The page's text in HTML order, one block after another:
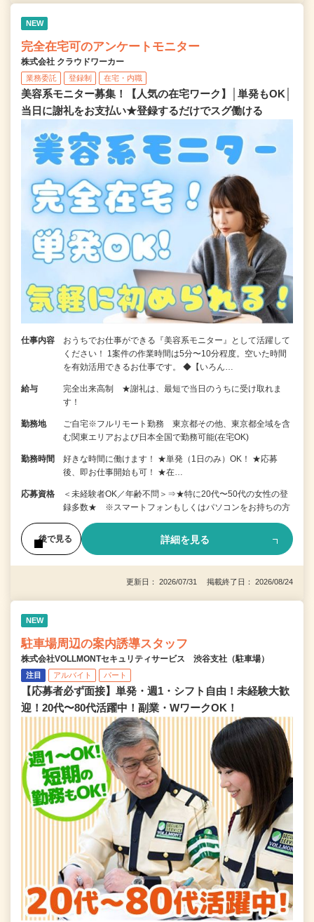
NEW
完全在宅可のアンケートモニター
株式会社 クラウドワーカー
業務委託 登録制 在宅・内職
美容系モニター募集！【人気の在宅ワーク】│単発もOK│
当日に謝礼をお支払い★登録するだけでスグ働ける
仕事内容
おうちでお仕事ができる『美容系モニター』として活躍して
ください！ 1案件の作業時間は5分〜10分程度。空いた時間
を有効活用できるお仕事です。 ◆【いろん…
給与
完全出来高制 ★謝礼は、最短で当日のうちに受け取れま
す！
勤務地
ご自宅※フルリモート勤務 東京都その他、東京都全域を含
む関東エリアおよび日本全国で勤務可能(在宅OK)
勤務時間
好きな時間に働けます！ ★単発（1日のみ）OK！ ★応募
後、即お仕事開始も可！ ★在…
応募資格
＜未経験者OK／年齢不問＞⇒★特に20代〜50代の女性の登
録多数★ ※スマートフォンもしくはパソコンをお持ちの方
後で見る 詳細を見る
更新日： 2026/07/31 掲載終了日： 2026/08/24
NEW
駐車場周辺の案内誘導スタッフ
株式会社VOLLMONTセキュリティサービス 渋谷支社（駐車場）
注目 アルバイト パート
【応募者必ず面接】単発・週1・シフト自由！未経験大歓
迎！20代〜80代活躍中！副業・WワークOK！